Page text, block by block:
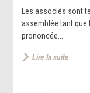
Les associés sont
assemblée tant que
prononcée...
Lire la suite